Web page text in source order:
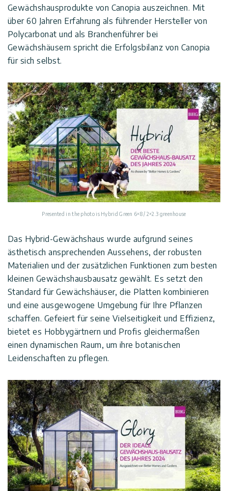
Palram
Industries
Gewächshausprodukte von Canopia auszeichnen. Mit
über 60 Jahren Erfahrung als führender Hersteller von
Polycarbonat und als Branchenführer bei
Gewächshäusern spricht die Erfolgsbilanz von Canopia
für sich selbst.
Presented in the photo is Hybrid Green 6×8 / 2×2.3 greenhouse
Das Hybrid-Gewächshaus wurde aufgrund seines
ästhetisch ansprechenden Aussehens, der robusten
Materialien und der zusätzlichen Funktionen zum besten
kleinen Gewächshausbausatz gewählt. Es setzt den
Standard für Gewächshäuser, die Platten kombinieren
und eine ausgewogene Umgebung für Ihre Pflanzen
schaffen. Gefeiert für seine Vielseitigkeit und Effizienz,
bietet es Hobbygärtnern und Profis gleichermaßen
einen dynamischen Raum, um ihre botanischen
Leidenschaften zu pflegen.